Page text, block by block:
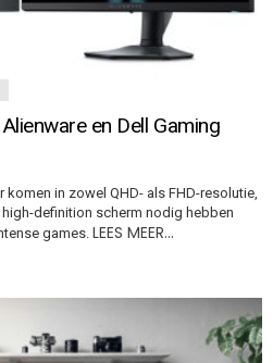
en Dell Gaming
in zowel QHD- als FHD-resolutie,
definition scherm nodig hebben
games. LEES MEER…